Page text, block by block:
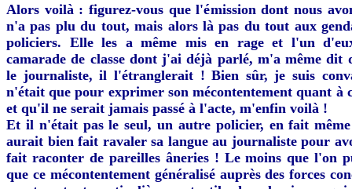
Alors voilà : figurez-vous que l'émission dont nous
n'a pas plu du tout, mais alors là pas du tout aux
policiers. Elle les a même mis en rage et l'un
camarade de classe dont j'ai déjà parlé, m'a même dit
le journaliste, il l'étranglerait ! Bien sûr, je suis
n'était que pour exprimer son mécontentement quant à
et qu'il ne serait jamais passé à l'acte, m'enfin voilà !
Et il n'était pas le seul, un autre policier, en fait même
aurait bien fait ravaler sa langue au journaliste pour
fait raconter de pareilles âneries ! Le moins que l'on
que ce mécontentement généralisé auprès des forces